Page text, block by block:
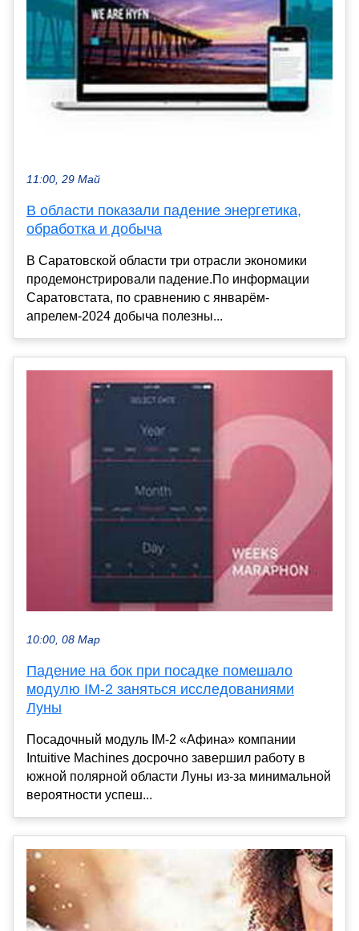
11:00, 29 Май
В области показали падение энергетика,
обработка и добыча
В Саратовской области три отрасли экономики
продемонстрировали падение.По информации
Саратовстата, по сравнению с январём-
апрелем-2024 добыча полезны...
10:00, 08 Мар
Падение на бок при посадке помешало
модулю IM-2 заняться исследованиями
Луны
Посадочный модуль IM-2 «Афина» компании
Intuitive Machines досрочно завершил работу в
южной полярной области Луны из-за минимальной
вероятности успеш...